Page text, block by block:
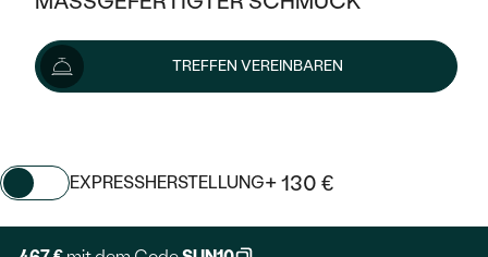
KLASSISCH
MEMOIRE
V-FORM
MIT MEHREREN DIAMANTEN
HALO
VINTAGE
IM SET
AUSVERKAUF
WENN SCHMUCK HILFT
NACH TYP
PLATIN
OHRSTECKER
GOLD
SILBER
AUSVERKAUF
GOLD
TREFFEN VEREINBAREN
519 €
EXPRESSHERSTELLUNG+ 130 €